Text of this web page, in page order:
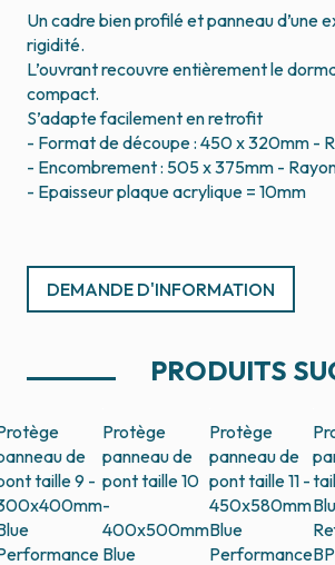
Un cadre bien profilé et panneau d’une
rigidité.
L’ouvrant recouvre entièrement le
compact.
S’adapte facilement en retrofit
- Format de découpe : 450 x 320mm -
- Encombrement : 505 x 375mm -
DEMANDE D'INFORMATION
PRODUITS
de
taille 9 -
Protège
panneau de
pont taille 10
-
400x500mm
Blue
Protège
panneau de
pont taille 11 -
450x580mm
Blue
Performance